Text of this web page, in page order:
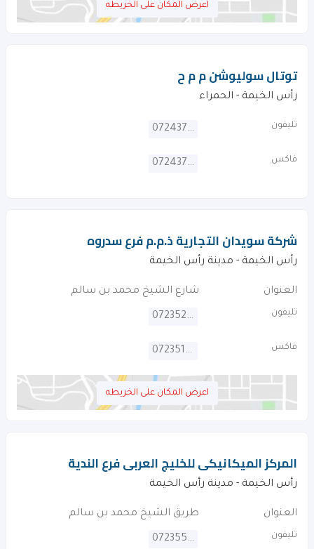
اعرض المكان على الخريطه
توتال سوليوشن م م ح
رأس الخيمة - الحمراء
تليفون 072437973
فاكس 072437976
شركة سويدان التجارية ذ.م.م فرع سدروه
رأس الخيمة - مدينة رأس الخيمة
العنوان شارع الشيخ محمد بن سالم
تليفون 072352273
فاكس 072351138
اعرض المكان على الخريطه
المركز الميكانيكى للخليج العربى فرع الندية
رأس الخيمة - مدينة رأس الخيمة
العنوان طريق الشيخ محمد بن سالم
تليفون 072355666